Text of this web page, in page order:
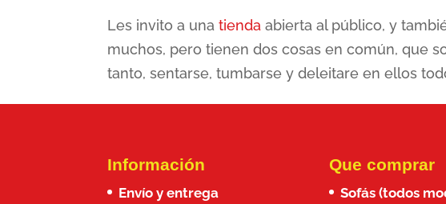
Les invito a unatiendaabierta al público, y
muchos, pero tienen dos cosas en común, que
tanto, sentarse, tumbarse y deleitare en ellos
Información
Envío y entrega
Que comprar
Sofás (todos